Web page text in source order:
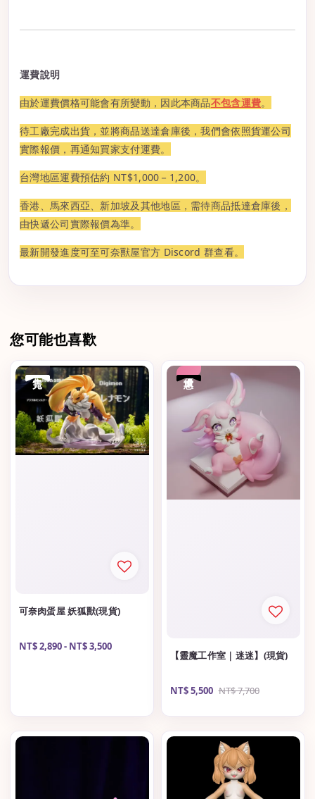
運費說明
由於運費價格可能會有所變動，因此本商品不包含運費。
待工廠完成出貨，並將商品送達倉庫後，我們會依照貨運公司
實際報價，再通知買家支付運費。
台灣地區運費預估約 NT$1,000－1,200。
香港、馬來西亞、新加坡及其他地區，需待商品抵達倉庫後，
由快遞公司實際報價為準。
最新開發進度可至可奈獸屋官方 Discord 群查看。
您可能也喜歡
可奈肉蛋屋 妖狐獸(現貨)
Regular
NT$ 2,890- NT$ 3,500
【靈魔工作室｜迷迷】(現貨)
Sale
NT$ 5,500 Regular
NT$ 7,700